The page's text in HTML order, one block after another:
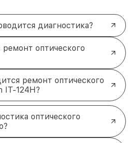
диагностика?
оптического
ремонт оптического
IT-124Н?
оптического